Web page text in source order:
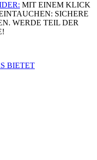
MIT EINEM KLICK
SICHERE
WERDE TEIL DER
BIETET